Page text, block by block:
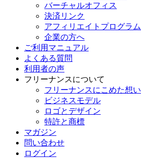
バーチャルオフィス
決済リンク
アフィリエイトプログラム
企業の方へ
ご利用マニュアル
よくある質問
利用者の声
フリーナンスについて
フリーナンスにこめた想い
ビジネスモデル
ロゴとデザイン
特許と商標
マガジン
問い合わせ
ログイン